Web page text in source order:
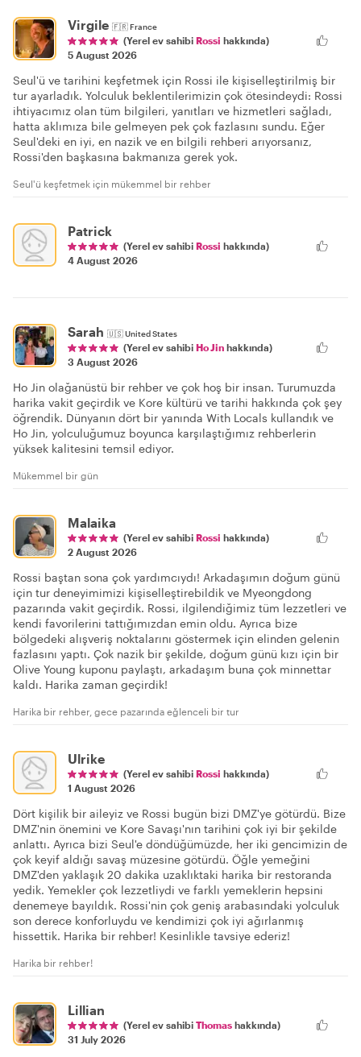
Virgile 🇫🇷France
(Yerel ev sahibi Rossi hakkında)
5 August 2026
Seul'ü ve tarihini keşfetmek için Rossi ile kişiselleştirilmiş bir
tur ayarladık. Yolculuk beklentilerimizin çok ötesindeydi: Rossi
ihtiyacımız olan tüm bilgileri, yanıtları ve hizmetleri sağladı,
hatta aklımıza bile gelmeyen pek çok fazlasını sundu. Eğer
Seul'deki en iyi, en nazik ve en bilgili rehberi arıyorsanız,
Rossi'den başkasına bakmanıza gerek yok.
Seul'ü keşfetmek için mükemmel bir rehber
Patrick
(Yerel ev sahibi Rossi hakkında)
4 August 2026
Sarah 🇺🇸United States
(Yerel ev sahibi Ho Jin hakkında)
3 August 2026
Ho Jin olağanüstü bir rehber ve çok hoş bir insan. Turumuzda
harika vakit geçirdik ve Kore kültürü ve tarihi hakkında çok şey
öğrendik. Dünyanın dört bir yanında With Locals kullandık ve
Ho Jin, yolculuğumuz boyunca karşılaştığımız rehberlerin
yüksek kalitesini temsil ediyor.
Mükemmel bir gün
Malaika
(Yerel ev sahibi Rossi hakkında)
2 August 2026
Rossi baştan sona çok yardımcıydı! Arkadaşımın doğum günü
için tur deneyimimizi kişiselleştirebildik ve Myeongdong
pazarında vakit geçirdik. Rossi, ilgilendiğimiz tüm lezzetleri ve
kendi favorilerini tattığımızdan emin oldu. Ayrıca bize
bölgedeki alışveriş noktalarını göstermek için elinden gelenin
fazlasını yaptı. Çok nazik bir şekilde, doğum günü kızı için bir
Olive Young kuponu paylaştı, arkadaşım buna çok minnettar
kaldı. Harika zaman geçirdik!
Harika bir rehber, gece pazarında eğlenceli bir tur
Ulrike
(Yerel ev sahibi Rossi hakkında)
1 August 2026
Dört kişilik bir aileyiz ve Rossi bugün bizi DMZ'ye götürdü. Bize
DMZ'nin önemini ve Kore Savaşı'nın tarihini çok iyi bir şekilde
anlattı. Ayrıca bizi Seul'e döndüğümüzde, her iki gencimizin de
çok keyif aldığı savaş müzesine götürdü. Öğle yemeğini
DMZ'den yaklaşık 20 dakika uzaklıktaki harika bir restoranda
yedik. Yemekler çok lezzetliydi ve farklı yemeklerin hepsini
denemeye bayıldık. Rossi'nin çok geniş arabasındaki yolculuk
son derece konforluydu ve kendimizi çok iyi ağırlanmış
hissettik. Harika bir rehber! Kesinlikle tavsiye ederiz!
Harika bir rehber!
Lillian
(Yerel ev sahibi Thomas hakkında)
31 July 2026